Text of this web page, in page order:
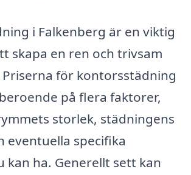
i Falkenberg är en viktig
skapa en ren och trivsam
för kontorsstädning
på flera faktorer,
storlek, städningens
eventuella specifika
kan ha. Generellt sett kan